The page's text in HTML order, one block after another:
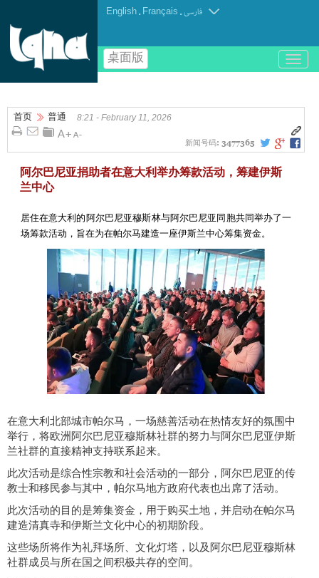
English . Français .فارسی
桌面版
باز
و
کردن
首页 普通 8:21 - February 11, 2026
新闻号码: 3477365
阿尔巴尼亚捐助者在意大利举办筹款活动，筹建伊斯
兰中心
居住在意大利的阿尔巴尼亚穆斯林与阿尔巴尼亚同胞共同举办了一
场筹款活动，旨在为在帕尔马建造一座伊斯兰中心筹集资金。
在意大利北部城市帕尔马，一场慈善活动在热情友好的氛围中
举行，将欧洲阿尔巴尼亚穆斯林社群的努力与阿尔巴尼亚伊斯
兰社群的直接精神支持联系起来。
此次活动是综合性宗教和社会活动的一部分，阿尔巴尼亚的传
教士和移民参与其中，帕尔马地方政府代表也出席了活动。
此次活动的目的是筹集资金，用于购买土地，并启动在帕尔马
建造清真寺和伊斯兰文化中心的初期阶段。
这些场所将作为礼拜场所、文化灯塔，以及阿尔巴尼亚穆斯林
社群成员与所在国之间积极共存的空间。